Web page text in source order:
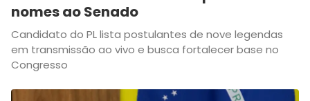
nomes ao Senado
Candidato do PL lista postulantes de nove legendas
em transmissão ao vivo e busca fortalecer base no
Congresso